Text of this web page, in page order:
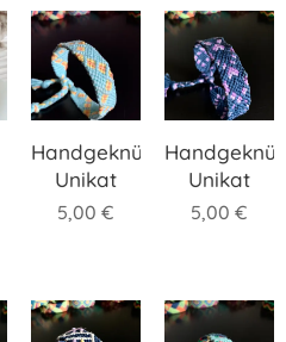
Handgeknüpftes
Unikat
5,00 €
Unikat
5,00 €